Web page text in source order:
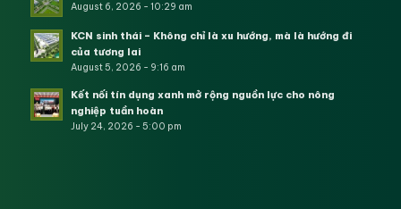
August 6, 2026 - 10:29 am
KCN sinh thái – Không chỉ là xu hướng, mà là hướng đi
của tương lai
August 5, 2026 - 9:16 am
Kết nối tín dụng xanh mở rộng nguồn lực cho nông
nghiệp tuần hoàn
July 24, 2026 - 5:00 pm